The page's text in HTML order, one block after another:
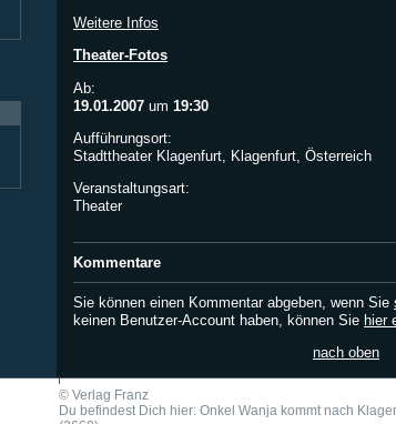
Weitere Infos
Theater-Fotos
Ab:
19.01.2007 um 19:30
Aufführungsort:
Stadttheater Klagenfurt, Klagenfurt, Österreich
Veranstaltungsart:
Theater
Kommentare
Sie können einen Kommentar abgeben, wenn Sie
keinen Benutzer-Account haben, können Sie hier
nach oben
© Verlag Franz
Du befindest Dich hier: Onkel Wanja kommt nach